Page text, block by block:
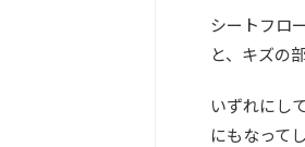
シートフロ
と、キズの
いずれにし
にもなって